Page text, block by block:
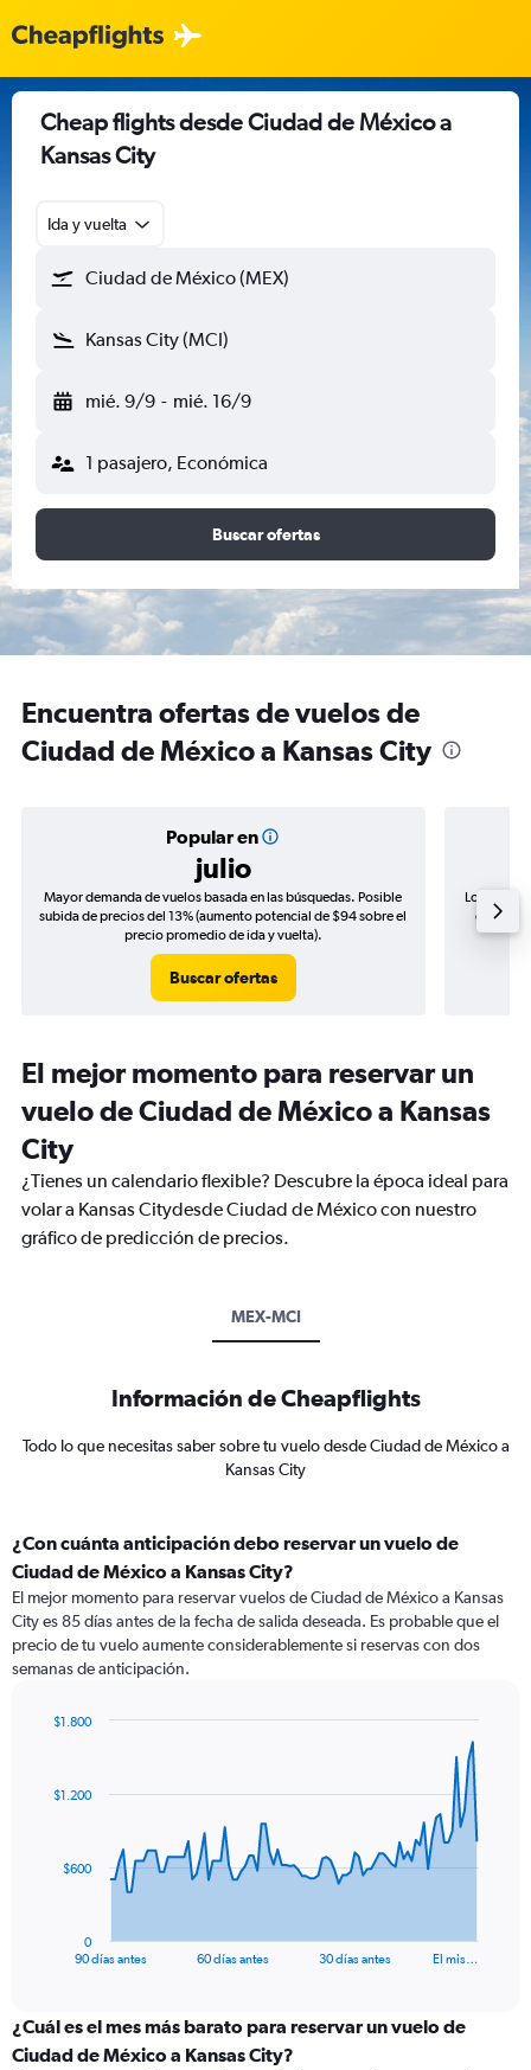
Cheap flights desde Ciudad de México a
Kansas City
Ida y vuelta
Ciudad de México (MEX)
Kansas City (MCI)
mié. 9/9 - mié. 16/9
1 pasajero, Económica
Buscar ofertas
Encuentra ofertas de vuelos de
Ciudad de México a Kansas City
Popular en
julio
Mayor demanda de vuelos basada en las búsquedas. Posible
subida de precios del 13% (aumento potencial de $94 sobre el
precio promedio de ida y vuelta).
Buscar ofertas
Los
de
El mejor momento para reservar un
vuelo de Ciudad de México a Kansas
City
¿Tienes un calendario flexible? Descubre la época ideal para
volar a Kansas Citydesde Ciudad de México con nuestro
gráfico de predicción de precios.
MEX-MCI
Información de Cheapflights
Todo lo que necesitas saber sobre tu vuelo desde Ciudad de México a
Kansas City
¿Con cuánta anticipación debo reservar un vuelo de
Ciudad de México a Kansas City?
El mejor momento para reservar vuelos de Ciudad de México a Kansas
City es 85 días antes de la fecha de salida deseada. Es probable que el
precio de tu vuelo aumente considerablemente si reservas con dos
semanas de anticipación.
data
The
categories.
Range:
90 días antes 60 días antes 30 días antes El mis…
0
$600
$1.200
$1.800
¿Cuál es el mes más barato para reservar un vuelo de
Ciudad de México a Kansas City?